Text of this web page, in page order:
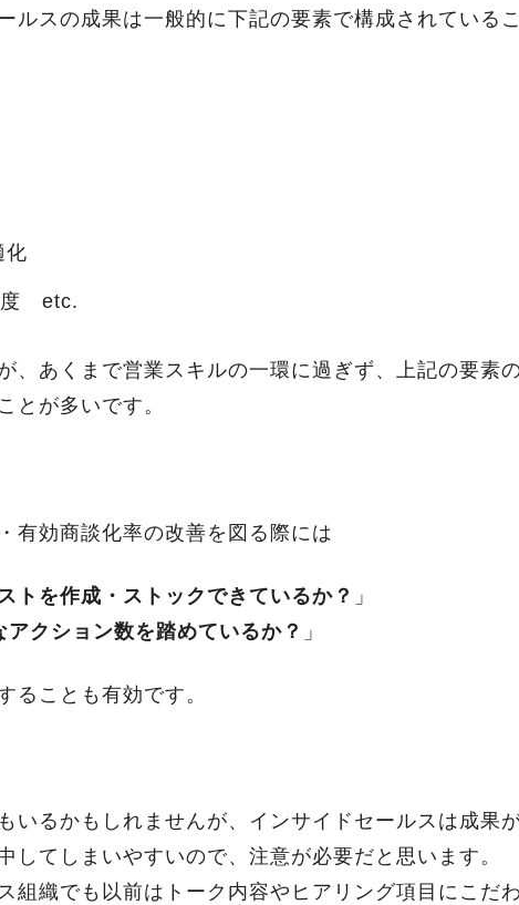
ルスの成果は一般的に下記の要素で構成されている
化
度 etc.
、あくまで営業スキルの一環に過ぎず、上記の要素
とが多いです。
有効商談化率の改善を図る際には
トを作成・ストックできているか？ 」
クション数を踏めているか？ 」
ることも有効です。
いるかもしれませんが、インサイドセールスは成果
してしまいやすいので、注意が必要だと思います。
組織でも以前はトーク内容やヒアリング項目にこだ